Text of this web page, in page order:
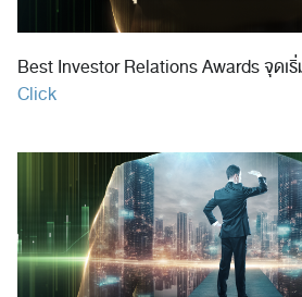
Best Investor Relations Awards จุดเ
Click